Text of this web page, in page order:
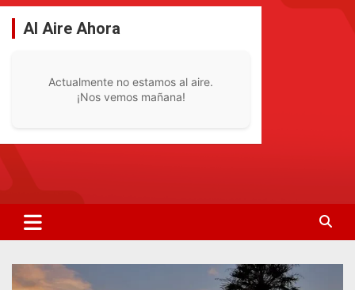
Saltar
contenido
Al Aire Ahora
Actualmente no estamos al aire.
¡Nos vemos mañana!